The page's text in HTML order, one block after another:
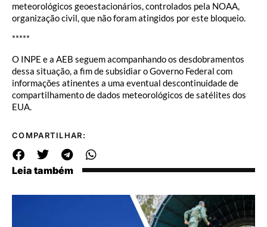
meteorológicos geoestacionários, controlados pela NOAA,
organização civil, que não foram atingidos por este bloqueio.
*****
O INPE e a AEB seguem acompanhando os desdobramentos
dessa situação, a fim de subsidiar o Governo Federal com
informações atinentes a uma eventual descontinuidade de
compartilhamento de dados meteorológicos de satélites dos
EUA.
COMPARTILHAR:
Leia também